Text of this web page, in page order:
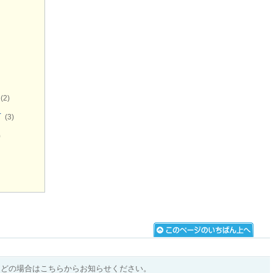
(2)
(3)
の場合はこちらからお知らせください。